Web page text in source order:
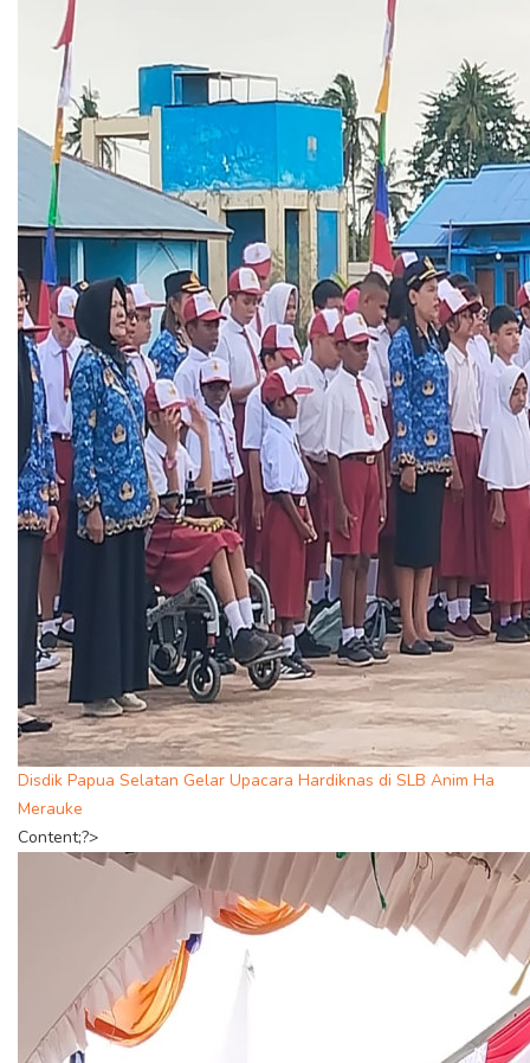
Disdik Papua Selatan Gelar Upacara Hardiknas di SLB Anim Ha
Merauke
Content;?>